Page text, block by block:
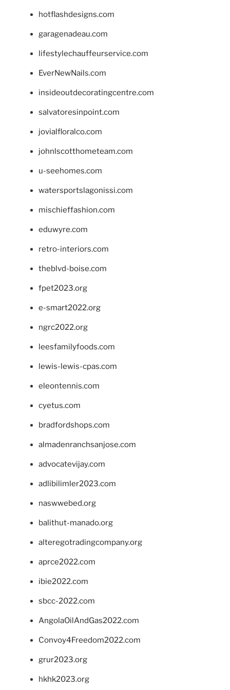
hotflashdesigns.com
garagenadeau.com
lifestylechauffeurservice.com
EverNewNails.com
insideoutdecoratingcentre.com
salvatoresinpoint.com
jovialfloralco.com
johnlscotthometeam.com
u-seehomes.com
watersportslagonissi.com
mischieffashion.com
eduwyre.com
retro-interiors.com
theblvd-boise.com
fpet2023.org
e-smart2022.org
ngrc2022.org
leesfamilyfoods.com
lewis-lewis-cpas.com
eleontennis.com
cyetus.com
bradfordshops.com
almadenranchsanjose.com
advocatevijay.com
adlibilimler2023.com
naswwebed.org
balithut-manado.org
alteregotradingcompany.org
aprce2022.com
ibie2022.com
sbcc-2022.com
AngolaOilAndGas2022.com
Convoy4Freedom2022.com
grur2023.org
hkhk2023.org